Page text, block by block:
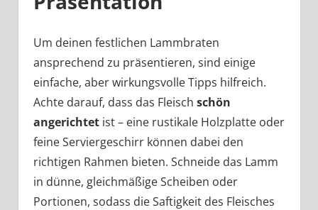
Um deinen festlichen Lammbraten
ansprechend zu präsentieren, sind einige
einfache, aber wirkungsvolle Tipps hilfreich.
Achte darauf, dass das Fleisch schön
angerichtetist – eine rustikale Holzplatte oder
feine Serviergeschirr können dabei den
richtigen Rahmen bieten. Schneide das Lamm
in dünne, gleichmäßige Scheiben oder
Portionen, sodass die Saftigkeit des Fleisches